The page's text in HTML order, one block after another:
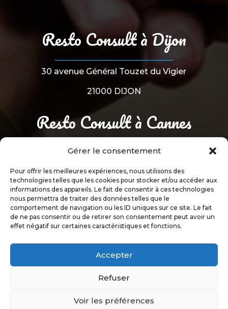
Gérer le consentement
Pour offrir les meilleures expériences, nous utilisons des
technologies telles que les cookies pour stocker et/ou accéder aux
informations des appareils. Le fait de consentir à ces technologies
nous permettra de traiter des données telles que le
comportement de navigation ou les ID uniques sur ce site. Le fait
de ne pas consentir ou de retirer son consentement peut avoir un
effet négatif sur certaines caractéristiques et fonctions.
Accepter
Refuser
Voir les préférences
Resto Consult à Dijon
30 avenue Général Touzet du Vigier
21000 DIJON
Resto Consult à Cannes
33 avenue Amiral Wester Wemyss
06150 CANNES
TABLEAU DE BORD
Conception site internet à Dijon –